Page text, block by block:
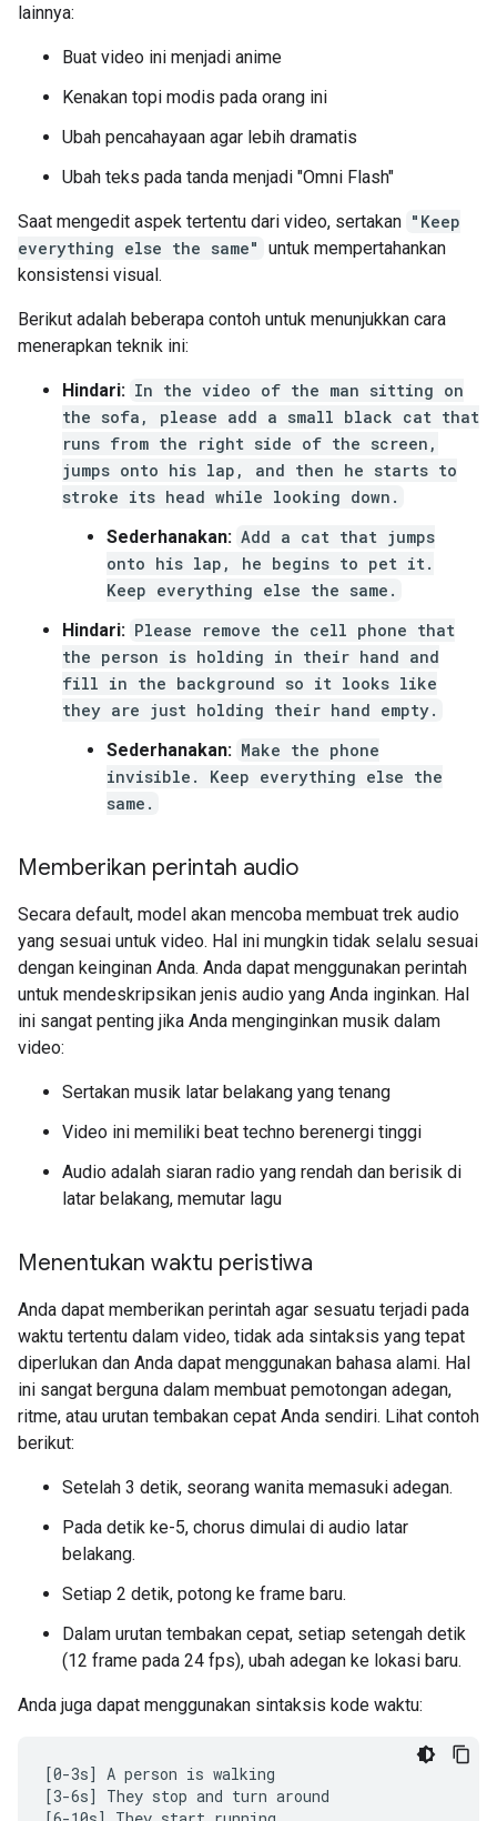
lainnya:
Buat video ini menjadi anime
Kenakan topi modis pada orang ini
Ubah pencahayaan agar lebih dramatis
Ubah teks pada tanda menjadi "Omni Flash"
Saat mengedit aspek tertentu dari video, sertakan "Keep
everything else the same" untuk mempertahankan
konsistensi visual.
Berikut adalah beberapa contoh untuk menunjukkan cara
menerapkan teknik ini:
Hindari: In the video of the man sitting on
the sofa, please add a small black cat that
runs from the right side of the screen,
jumps onto his lap, and then he starts to
stroke its head while looking down.
Sederhanakan: Add a cat that jumps
onto his lap, he begins to pet it.
Keep everything else the same.
Hindari: Please remove the cell phone that
the person is holding in their hand and
fill in the background so it looks like
they are just holding their hand empty.
Sederhanakan: Make the phone
invisible. Keep everything else the
same.
Memberikan perintah audio
Secara default, model akan mencoba membuat trek audio
yang sesuai untuk video. Hal ini mungkin tidak selalu sesuai
dengan keinginan Anda. Anda dapat menggunakan perintah
untuk mendeskripsikan jenis audio yang Anda inginkan. Hal
ini sangat penting jika Anda menginginkan musik dalam
video:
Sertakan musik latar belakang yang tenang
Video ini memiliki beat techno berenergi tinggi
Audio adalah siaran radio yang rendah dan berisik di
latar belakang, memutar lagu
Menentukan waktu peristiwa
Anda dapat memberikan perintah agar sesuatu terjadi pada
waktu tertentu dalam video, tidak ada sintaksis yang tepat
diperlukan dan Anda dapat menggunakan bahasa alami. Hal
ini sangat berguna dalam membuat pemotongan adegan,
ritme, atau urutan tembakan cepat Anda sendiri. Lihat contoh
berikut:
Setelah 3 detik, seorang wanita memasuki adegan.
Pada detik ke-5, chorus dimulai di audio latar
belakang.
Setiap 2 detik, potong ke frame baru.
Dalam urutan tembakan cepat, setiap setengah detik
(12 frame pada 24 fps), ubah adegan ke lokasi baru.
Anda juga dapat menggunakan sintaksis kode waktu:
[0-3s] A person is walking
[3-6s] They stop and turn around